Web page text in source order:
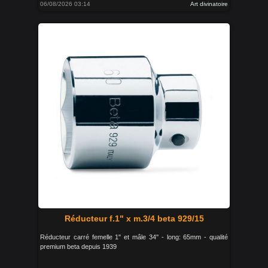
06/08/2026 03:14 Art divinatoire
Réducteur f.1" x m.3/4 beta 929/15
Réducteur carré femelle 1" et mâle 34'' - long: 65mm - qualité
premium beta depuis 1939